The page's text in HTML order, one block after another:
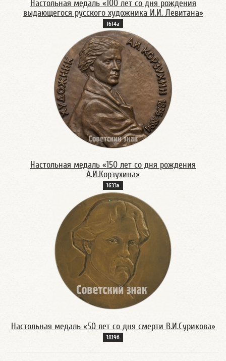
Настольная медаль «100 лет со дня рождения
выдающегося русского художника И.И. Левитана»
1614а
Настольная медаль «150 лет со дня рождения
А.И.Корзухина»
1633а
Настольная медаль «50 лет со дня смерти В.И.Сурикова»
1819б